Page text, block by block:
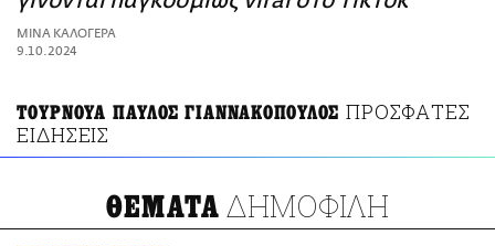
ΑΜΠΑ
PRINT
ΜΙΝΑ ΚΑΛΟΓΕΡΑ
9.10.2024
ΤΟΥΡΝΟΥΑ ΠΑΥΛΟΣ ΓΙΑΝΝΑΚΟΠΟΥΛΟΣ ΠΡΟΣΦΑΤΕΣ
ΕΙΔΗΣΕΙΣ
ΘΕΜΑΤΑ ΔΗΜΟΦΙΛΗ